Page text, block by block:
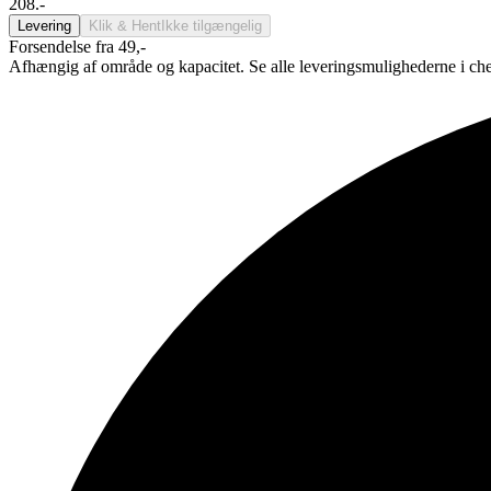
Levering Klik & Hent Ikke tilgængelig
Forsendelse fra 49,-
Afhængig af område og kapacitet. Se alle leveringsmulighederne i